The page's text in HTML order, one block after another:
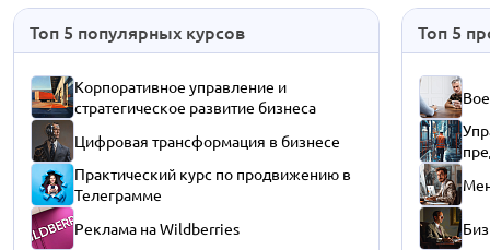
Топ 5 популярных курсов
Корпоративное управление и
стратегическое развитие бизнеса
Цифровая трансформация в бизнесе
Практический курс по продвижению в
Телеграмме
Реклама на Wildberries
Топ 5